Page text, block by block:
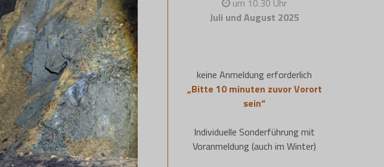
um 10.30 Uhr
Juli und August 2025
keine Anmeldung erforderlich
„Bitte 10 minuten zuvor Vorort
sein“
Individuelle Sonderführung mit
Voranmeldung (auch im Winter)